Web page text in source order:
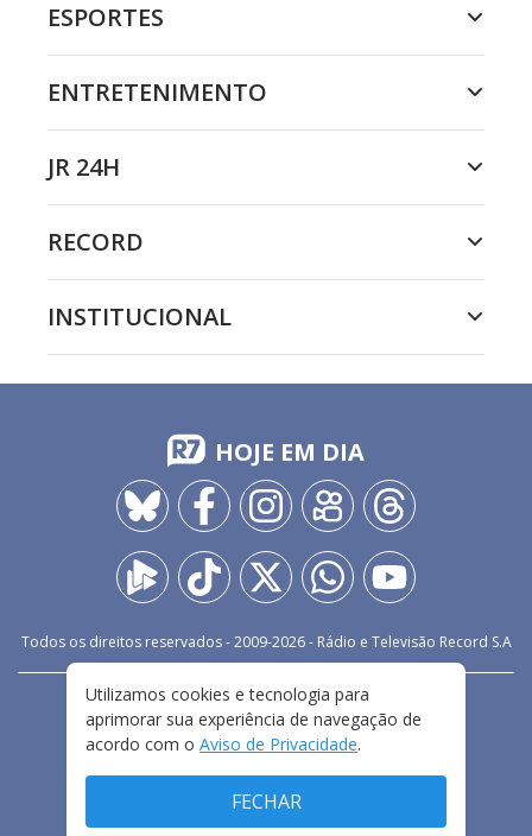
ESPORTES
ENTRETENIMENTO
JR 24H
RECORD
INSTITUCIONAL
HOJE EM DIA
Todos os direitos reservados - 2009-2026- Rádio e Televisão Record S.A
FALE CONOSCO
PRIVACIDADE
TERMOS E CONDIÇÕES DE USO
Utilizamos cookies e tecnologia para
aprimorar sua experiência de navegação de
acordo com o Aviso de Privacidade.
FECHAR